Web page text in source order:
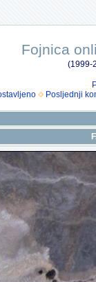
Fojnica
(1999-
Posljednji